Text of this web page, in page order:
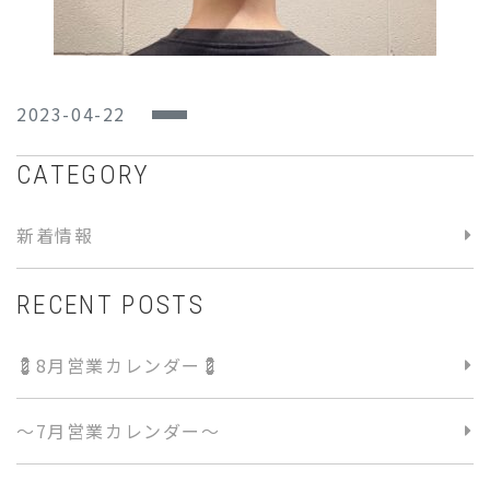
2023-04-22
CATEGORY
新着情報
RECENT POSTS
💈8月営業カレンダー💈
〜7月営業カレンダー〜